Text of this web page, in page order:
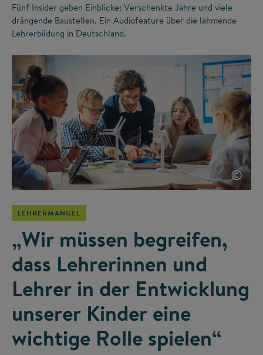
Fünf Insider geben Einblicke: Verschenkte Jahre und viele
drängende Baustellen. Ein Audiofeature über die lahmende
Lehrerbildung in Deutschland.
©
LEHRERMANGEL
„Wir müssen begreifen,
dass Lehrerinnen und
Lehrer in der Entwicklung
unserer Kinder eine
wichtige Rolle spielen“